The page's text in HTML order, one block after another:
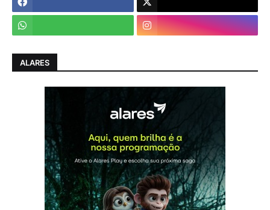
ALARES